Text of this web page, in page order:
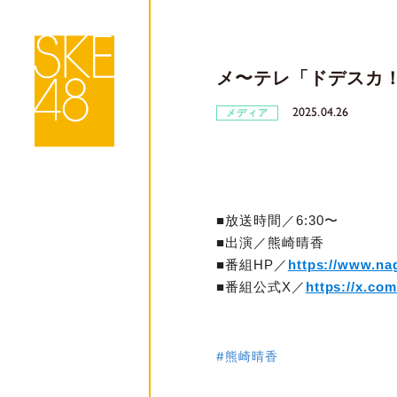
メ〜テレ「ドデスカ
メディア 2025.04.26
■放送時間／6:30〜
■出演／熊崎晴香
■番組 HP ／ https://
■番組公式X ／ https://
#熊崎晴香